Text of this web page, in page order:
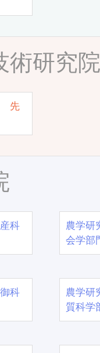
術研究
先
科
農学
会学部
科
農学
質科学